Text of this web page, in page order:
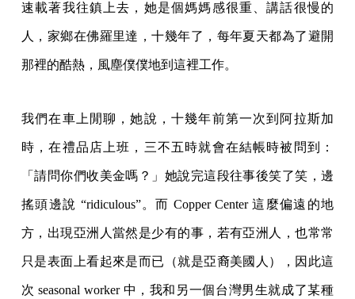
速載著我往鎮上去，她是個媽媽感很重、講話很慢的
人，家鄉在佛羅里達，十幾年了，每年夏天都為了避開
那裡的酷熱，風塵僕僕地到這裡工作。
我們在車上閒聊，她說，十幾年前第一次到阿拉斯加
時，在禮品店上班，三不五時就會在結帳時被問到：
「請問你們收美金嗎？」她說完這段往事後笑了笑，邊
搖頭邊說 “ridiculous”。而 Copper Center 這麼偏遠的地
方，出現亞洲人當然是少有的事，若有亞洲人，也常常
只是表面上看起來是而已（就是亞裔美國人），因此這
次 seasonal worker 中，我和另一個台灣男生就成了某種